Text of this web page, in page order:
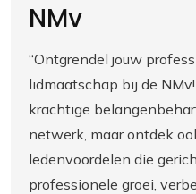
NMv
“Ontgrendel jouw
lidmaatschap bij de
krachtige
netwerk, maar ontdek
ledenvoordelen die
professionele groei,